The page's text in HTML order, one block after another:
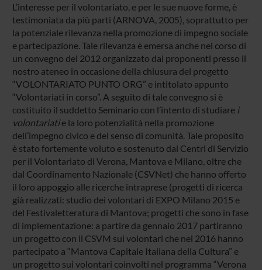
L’interesse per il volontariato, e per le sue nuove forme, è
testimoniata da più parti (ARNOVA, 2005), soprattutto per
la potenziale rilevanza nella promozione di impegno sociale
e partecipazione. Tale rilevanza è emersa anche nel corso di
un convegno del 2012 organizzato dai proponenti presso il
nostro ateneo in occasione della chiusura del progetto
“VOLONTARIATO PUNTO ORG” e intitolato appunto
“Volontariati in corso”. A seguito di tale convegno si è
costituito il suddetto Seminario con l’intento di studiare i
volontariatie la loro potenzialità nella promozione
dell’impegno civico e del senso di comunità. Tale proposito
è stato fortemente voluto e sostenuto dai Centri di Servizio
per il Volontariato di Verona, Mantova e Milano, oltre che
dal Coordinamento Nazionale (CSVNet) che hanno offerto
il loro appoggio alle ricerche intraprese (progetti di ricerca
già realizzati: studio dei volontari di EXPO Milano 2015 e
del Festivaletteratura di Mantova; progetti che sono in fase
di implementazione: a partire da gennaio 2017 partiranno
un progetto con il CSVM sui volontari che nel 2016 hanno
partecipato a “Mantova Capitale Italiana della Cultura” e
un progetto sui volontari coinvolti nel programma “Verona